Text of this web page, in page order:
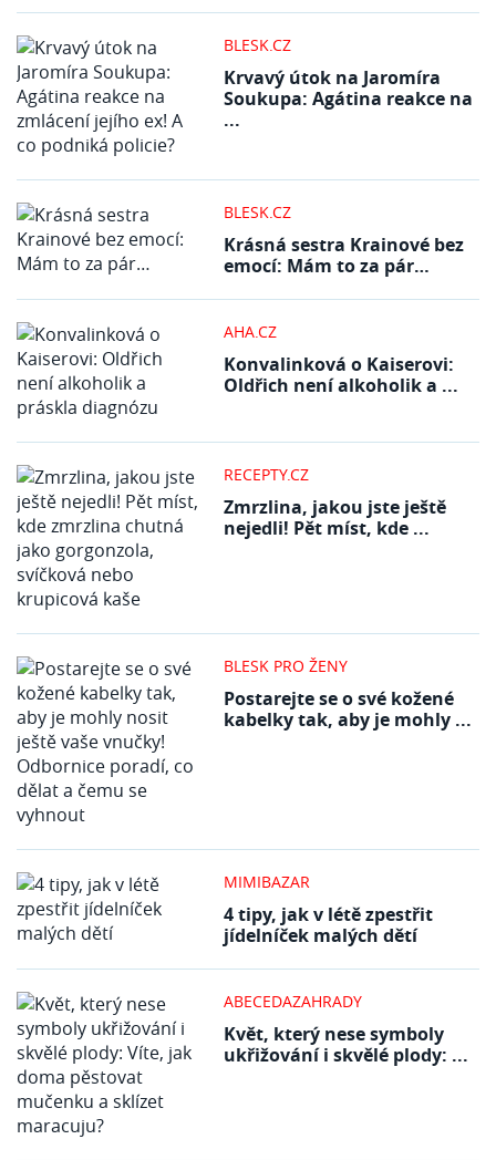
BLESK.CZ
Krvavý útok na Jaromíra
Soukupa: Agátina reakce na
...
BLESK.CZ
Krásná sestra Krainové bez
emocí: Mám to za pár…
AHA.CZ
Konvalinková o Kaiserovi:
Oldřich není alkoholik a ...
RECEPTY.CZ
Zmrzlina, jakou jste ještě
nejedli! Pět míst, kde ...
BLESK PRO ŽENY
Postarejte se o své kožené
kabelky tak, aby je mohly ...
MIMIBAZAR
4 tipy, jak v létě zpestřit
jídelníček malých dětí
ABECEDAZAHRADY
Květ, který nese symboly
ukřižování i skvělé plody: ...